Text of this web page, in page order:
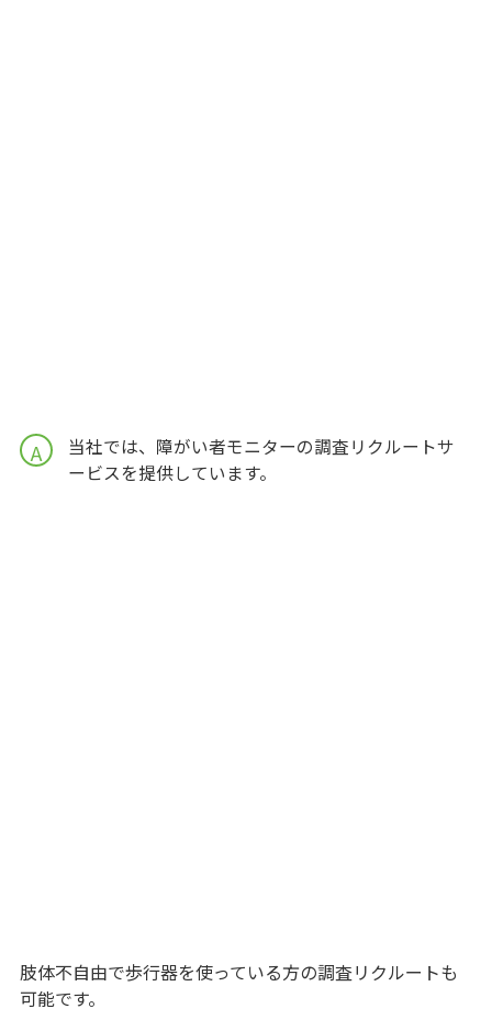
A
当社では、障がい者モニターの調査リクルートサ
ービスを提供しています。
肢体不自由で歩行器を使っている方の調査リクルートも
可能です。